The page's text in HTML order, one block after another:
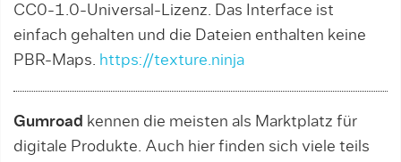
CC0-1.0-Universal-Lizenz. Das Interface ist
einfach gehalten und die Dateien enthalten keine
PBR-Maps. https://texture.ninja
Gumroad kennen die meisten als Marktplatz für
digitale Produkte. Auch hier finden sich viele teils